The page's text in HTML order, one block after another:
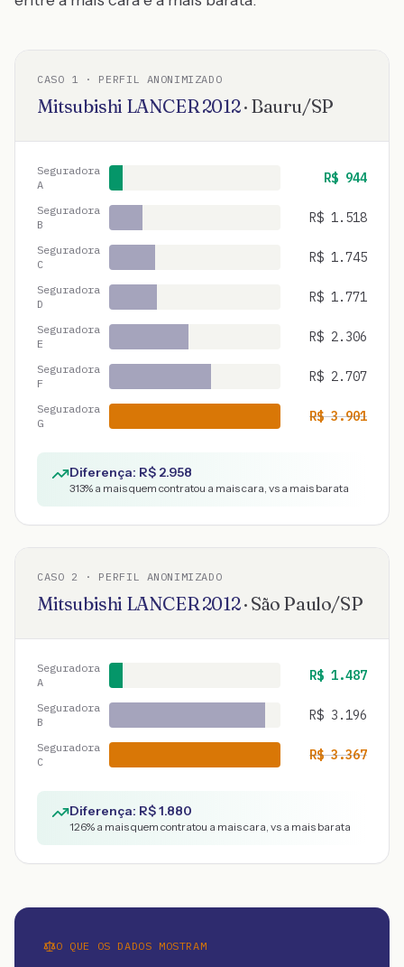
CASO 1 · PERFIL ANONIMIZADO
Mitsubishi LANCER2012· Bauru/SP
Seguradora
A
R$ 944
Seguradora
B
R$ 1.518
Seguradora
C
R$ 1.745
Seguradora
D
R$ 1.771
Seguradora
E
R$ 2.306
Seguradora
F
R$ 2.707
Seguradora
G
R$3.901
Diferença: R$ 2.958
313% a mais quem contratou a mais cara, vs a mais barata
CASO 2 · PERFIL ANONIMIZADO
Mitsubishi LANCER2012· São Paulo/SP
Seguradora
A
R$ 1.487
Seguradora
B
R$ 3.196
Seguradora
C
R$3.367
Diferença: R$1.880
126% a mais quem contratou a mais cara, vs a mais barata
O QUE OS DADOS MOSTRAM